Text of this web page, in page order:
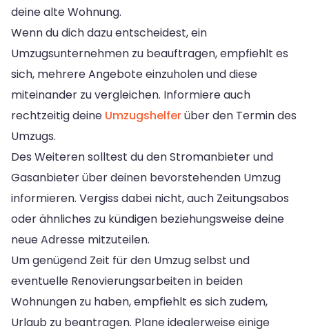
deine alte Wohnung.
Wenn du dich dazu entscheidest, ein
Umzugsunternehmen zu beauftragen, empfiehlt es
sich, mehrere Angebote einzuholen und diese
miteinander zu vergleichen. Informiere auch
rechtzeitig deine Umzugshelferüber den Termin des
Umzugs.
Des Weiteren solltest du den Stromanbieter und
Gasanbieter über deinen bevorstehenden Umzug
informieren. Vergiss dabei nicht, auch Zeitungsabos
oder ähnliches zu kündigen beziehungsweise deine
neue Adresse mitzuteilen.
Um genügend Zeit für den Umzug selbst und
eventuelle Renovierungsarbeiten in beiden
Wohnungen zu haben, empfiehlt es sich zudem,
Urlaub zu beantragen. Plane idealerweise einige